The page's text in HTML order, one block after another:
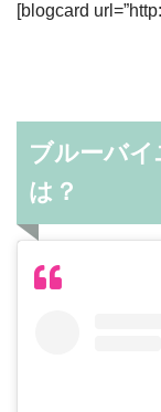
[blogcard
ブルーバ
は？